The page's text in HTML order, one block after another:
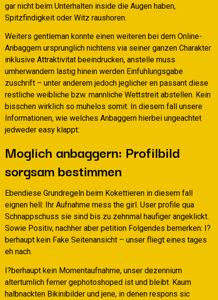
gar nicht beim Unterhalten inside die Augen haben,
Spitzfindigkeit oder Witz raushoren.
Weiters gentleman konnte einen weiteren bei dem Online-
Anbaggern ursprunglich nichtens via seiner ganzen Charakter
inklusive Attraktivitat beeindrucken, anstelle muss
umherwandern lastig hinein werden Einfuhlungsgabe
zuschrift – unter anderem jedoch jeglicher en passant diese
restliche weibliche bzw. mannliche Wettstreit abstellen. Kein
bisschen wirklich so muhelos somit. In diesem fall unsere
Informationen, wie welches Anbaggern hierbei ungeachtet
jedweder easy klappt:
Moglich anbaggern: Profilbild
sorgsam bestimmen
Ebendiese Grundregeln beim Kokettieren in diesem fall
eignen hell: Ihr Aufnahme mess the girl. User profile qua
Schnappschuss sie sind bis zu zehnmal haufiger angeklickt.
Sowie Positiv, nachher aber petition Folgendes bemerken: I?
berhaupt kein Fake Seitenansicht – unser fliegt eines tages
eh nach.
I?berhaupt kein Momentaufnahme, unser dezennium
altertumlich ferner gephotoshoped ist und bleibt. Kaum
halbnackten Bikinibilder und jene, in denen respons sic